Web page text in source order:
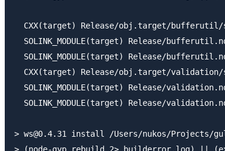
CXX(target) Release/obj.target/
SOLINK_MODULE(target) Release/
SOLINK_MODULE(target) Release/
CXX(target) Release/obj.target/
SOLINK_MODULE(target) Release/
SOLINK_MODULE(target) Release/
> ws@0.4.31 install /Users/nukos/Projects/